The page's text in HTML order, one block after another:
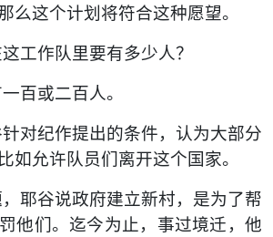
么这个计划将符合这种愿望。
工作队里要有多少人？
百或二百人。
对纪作提出的条件，认为大部分
如允许队员们离开这个国家。
耶谷说政府建立新村，是为了帮
他们。迄今为止，事过境迁，他